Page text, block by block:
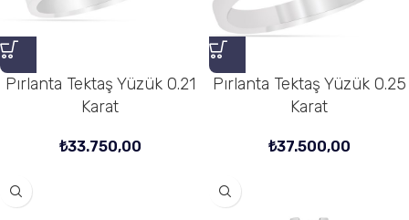
Pırlanta Tektaş Yüzük 0.21
Karat
₺33.750,00
Pırlanta Tektaş Yüzük 0.25
Karat
₺37.500,00